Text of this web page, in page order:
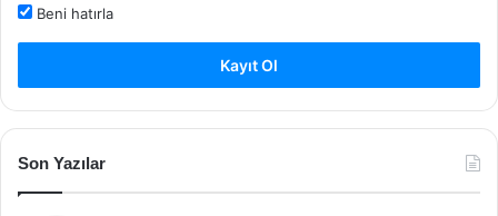
Beni hatırla
Kayıt Ol
Son Yazılar